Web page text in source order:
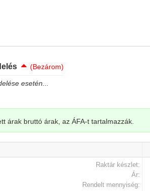
(Bezárom)
esetén...
árak bruttó árak, az ÁFA-t tartalmazzák.
Raktár készlet:
Ár:
Rendelt mennyiség: